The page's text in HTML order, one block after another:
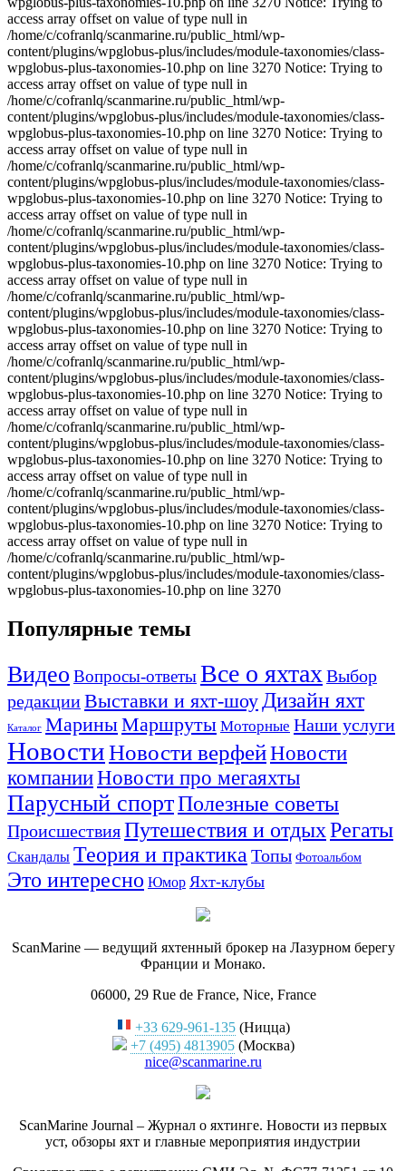
Популярные темы
Видео Вопросы-ответыВсе о яхтах Выбор
редакцииВыставки и яхт-шоу Дизайн яхт
Каталог МариныМаршруты Моторные Наши услуги
НовостиНовости верфейНовости
компанииНовости про мегаяхты
Парусный спортПолезные советы
ПроисшествияПутешествия и отдыхРегаты
Скандалы Теория и практика Топы Фотоальбом
Это интересно Юмор Яхт-клубы
ScanMarine — ведущий яхтенный брокер на Лазурном берегу
Франции и Монако.
06000, 29 Rue de France, Nice, France
+33 629-961-135(Ницца)
+7 (495) 4813905(Москва)
nice@scanmarine.ru
ScanMarine Journal – Журнал о яхтинге. Новости из первых
уст, обзоры яхт и главные мероприятия индустрии